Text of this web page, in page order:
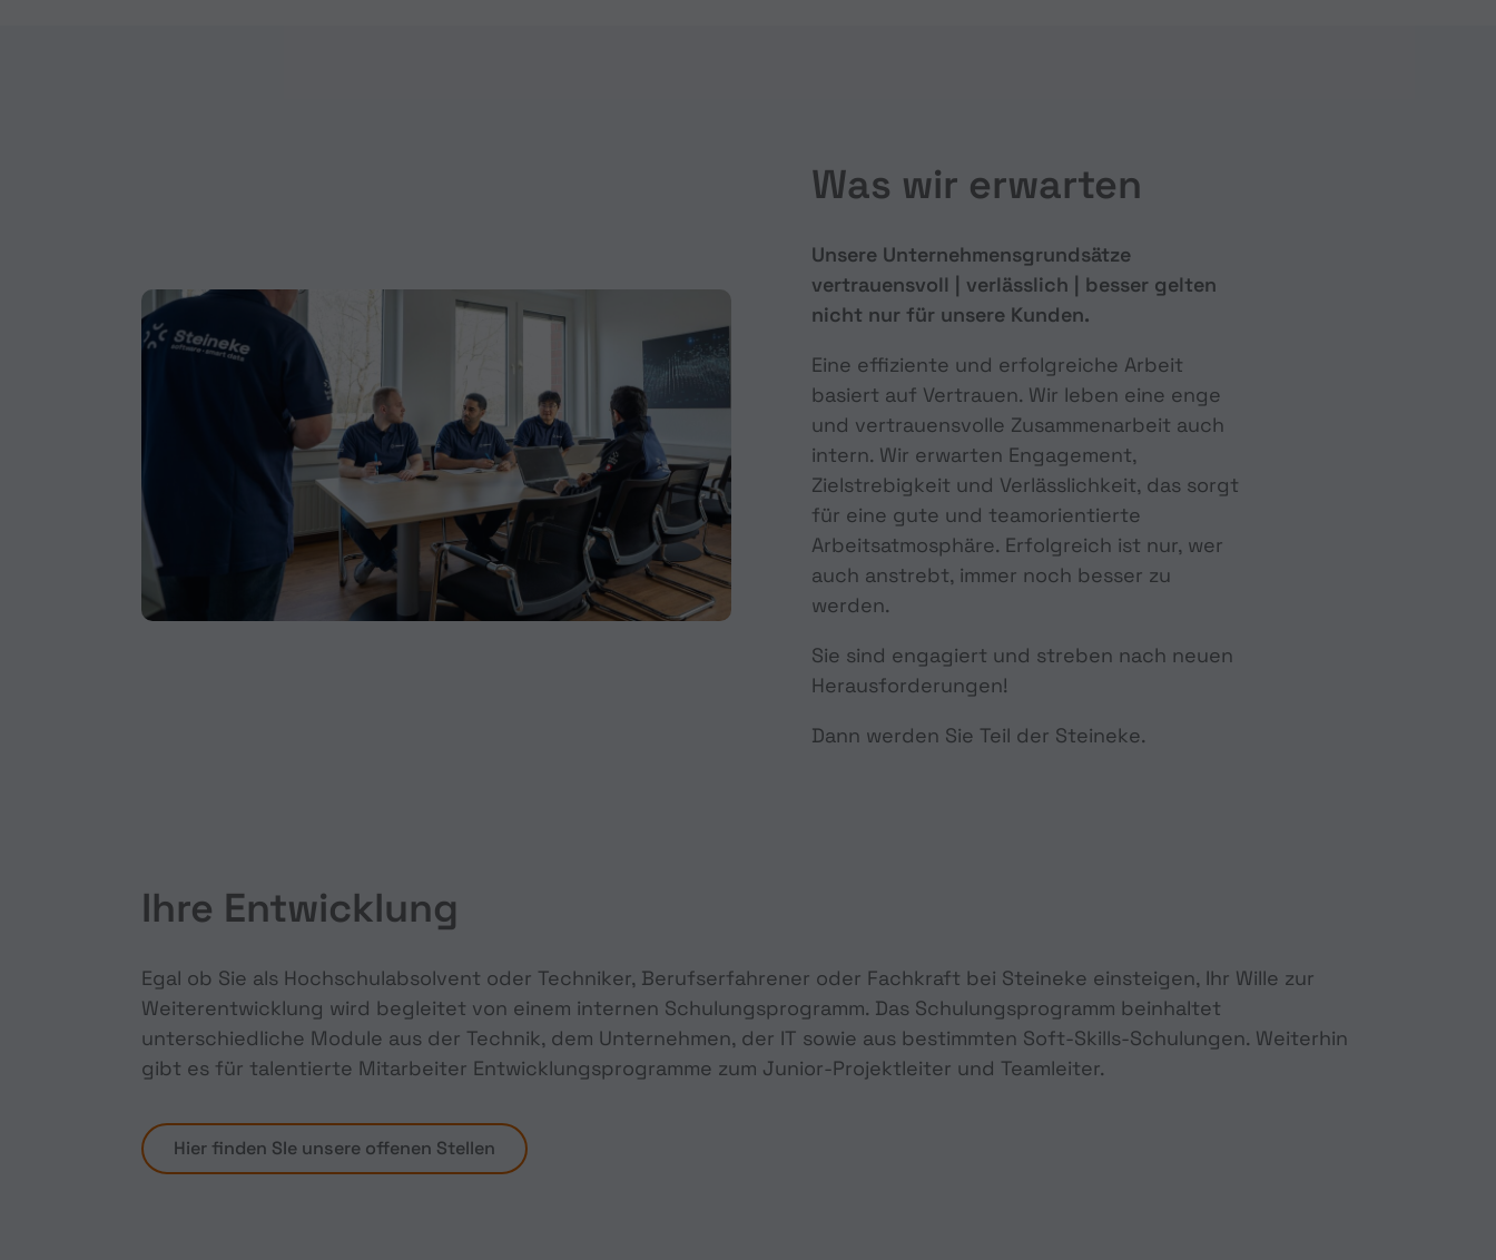
Was wir erwarten
Unsere Unternehmensgrundsätze
vertrauensvoll | verlässlich | besser gelten
nicht nur für unsere Kunden.
Eine effiziente und erfolgreiche Arbeit
basiert auf Vertrauen. Wir leben eine enge
und vertrauensvolle Zusammenarbeit auch
intern. Wir erwarten Engagement,
Zielstrebigkeit und Verlässlichkeit, das sorgt
für eine gute und teamorientierte
Arbeitsatmosphäre. Erfolgreich ist nur, wer
auch anstrebt, immer noch besser zu
werden.
Sie sind engagiert und streben nach neuen
Herausforderungen!
Dann werden Sie Teil der Steineke.
Ihre Entwicklung
Egal ob Sie als Hochschulabsolvent oder Techniker, Berufserfahrener oder Fachkraft bei Steineke einsteigen, Ihr Wille zur
Weiterentwicklung wird begleitet von einem internen Schulungsprogramm. Das Schulungsprogramm beinhaltet
unterschiedliche Module aus der Technik, dem Unternehmen, der IT sowie aus bestimmten Soft-Skills-Schulungen. Weiterhin
gibt es für talentierte Mitarbeiter Entwicklungsprogramme zum Junior-Projektleiter und Teamleiter.
Hier finden SIe unsere offenen Stellen